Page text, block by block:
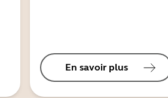
En savoir plus